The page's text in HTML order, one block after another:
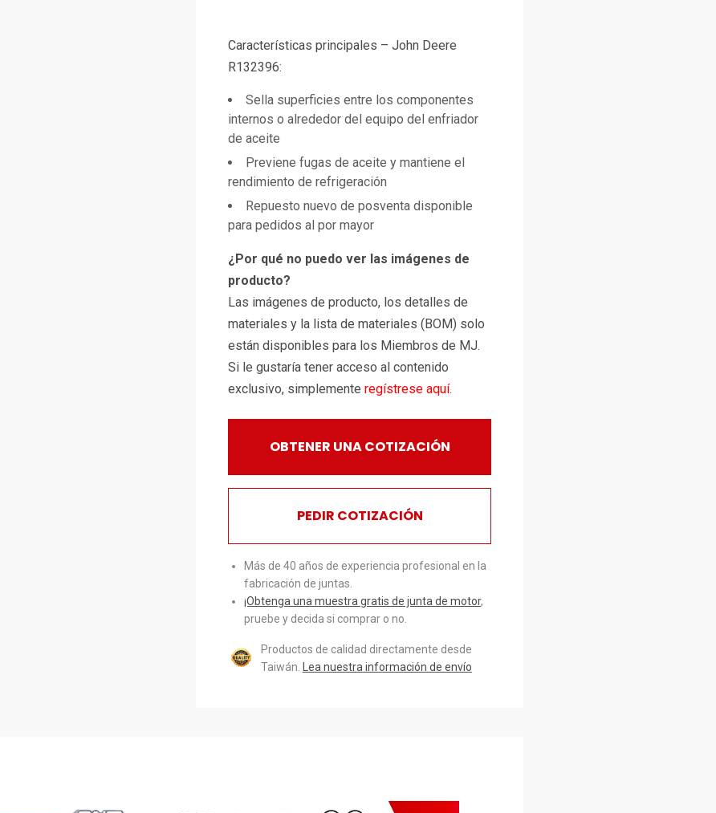
Características principales – John Deere
R132396:
Sella superficies entre los componentes
internos o alrededor del equipo del enfriador
de aceite
Previene fugas de aceite y mantiene el
rendimiento de refrigeración
Repuesto nuevo de posventa disponible
para pedidos al por mayor
¿Por qué no puedo ver las imágenes de
producto?
Las imágenes de producto, los detalles de
materiales y la lista de materiales (BOM) solo
están disponibles para los Miembros de MJ.
Si le gustaría tener acceso al contenido
exclusivo, simplemente regístrese aquí.
OBTENER UNA COTIZACIÓN
PEDIR COTIZACIÓN
Más de 40 años de experiencia profesional en la
fabricación de juntas.
¡Obtenga una muestra gratis de junta de motor,
pruebe y decida si comprar o no.
Productos de calidad directamente desde
Taiwán.
Lea nuestra información de envío